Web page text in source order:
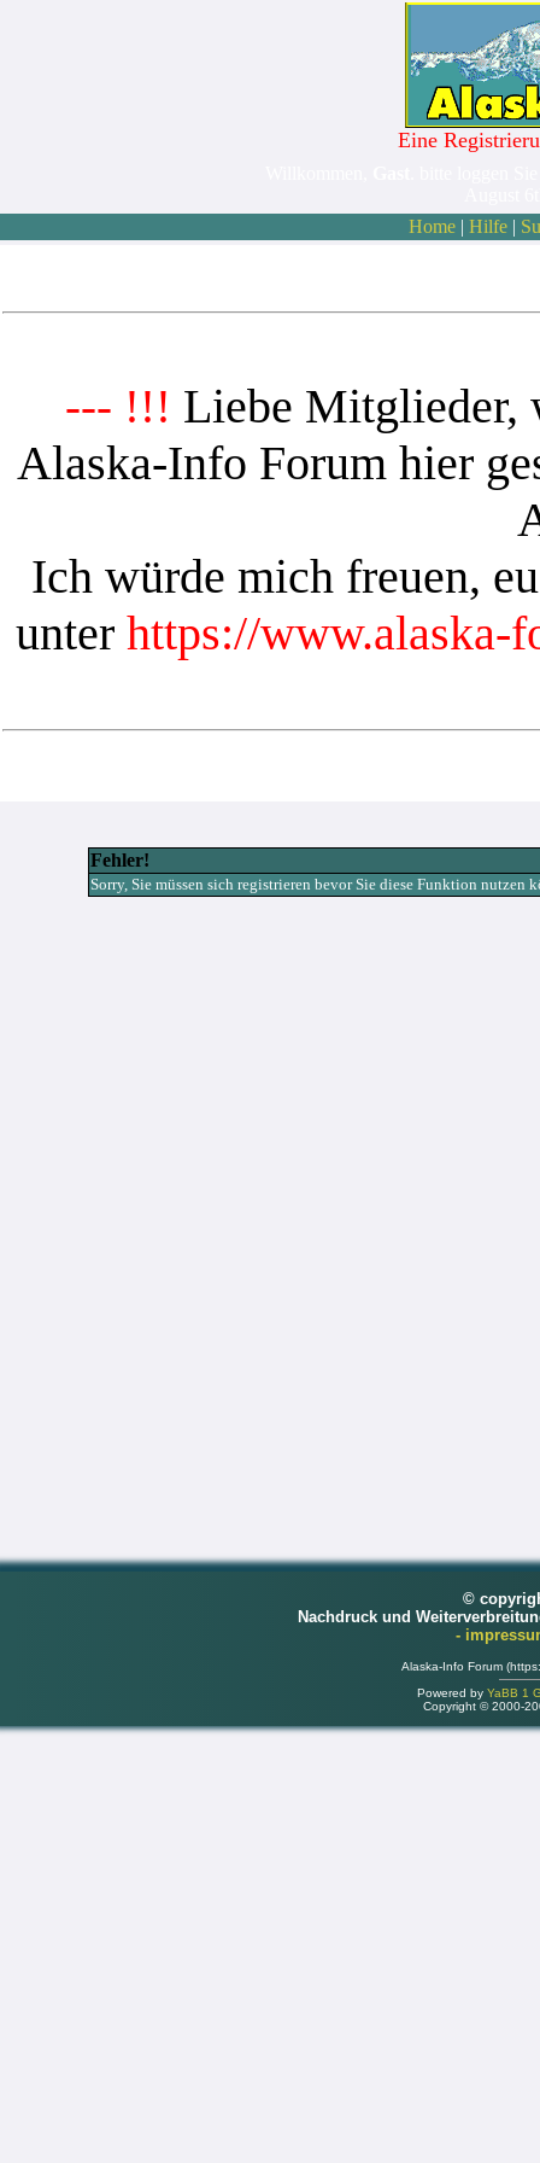
Eine
Home| Hilfe|
--- !!! Liebe Mitglieder,
Alaska-Info Forum hier
Ich würde mich freuen,
unter https://www.alaska-
Fehler!
Sorry, Sie müssen sich registrieren bevor Sie diese Funktion nutzen
©
Nachdruck und
-
Alaska-Info Forum
Powered by YaBB 1
Copyright © 2000-